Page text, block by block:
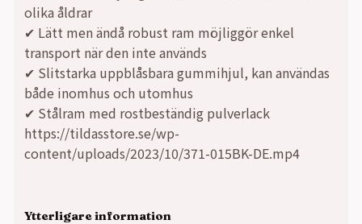
olika åldrar
✔ Lätt men ändå robust ram möjliggör enkel
transport när den inte används
✔ Slitstarka uppblåsbara gummihjul, kan användas
både inomhus och utomhus
✔ Stålram med rostbeständig pulverlack
https://tildasstore.se/wp-
content/uploads/2023/10/371-015BK-DE.mp4
Ytterligare information